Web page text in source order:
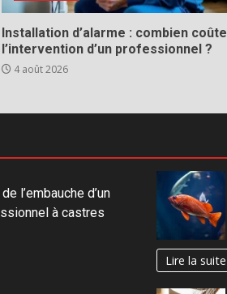
Installation d’alarme : combien coûte
l’intervention d’un professionnel ?
4 août 2026
l’embauche d’un
à castres
Lire la suite